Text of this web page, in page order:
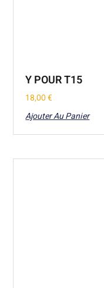
Y POUR T15
18,00€
Ajouter Au Panier